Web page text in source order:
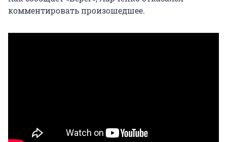
комментировать произошедшее.